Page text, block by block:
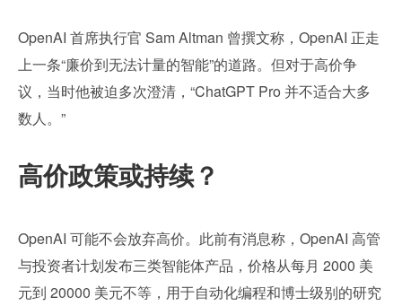
OpenAI 首席执行官 Sam Altman 曾撰文称，OpenAI 正走
上一条“廉价到无法计量的智能”的道路。但对于高价争
议，当时他被迫多次澄清，“ChatGPT Pro 并不适合大多
数人。”
高价政策或持续？
OpenAI 可能不会放弃高价。此前有消息称，OpenAI 高管
与投资者计划发布三类智能体产品，价格从每月 2000 美
元到 20000 美元不等，用于自动化编程和博士级别的研究